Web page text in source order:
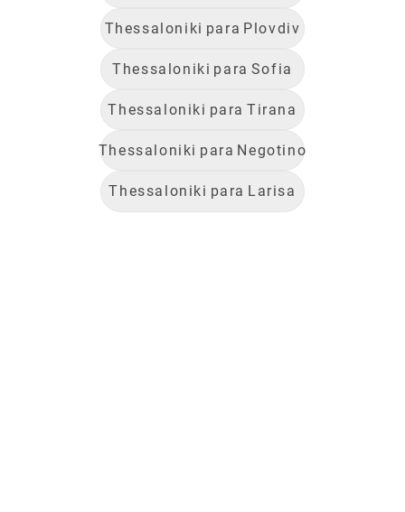
Thessaloniki para Plovdiv
Thessaloniki para Sofia
Thessaloniki para Tirana
Thessaloniki para Negotino
Thessaloniki para Larisa